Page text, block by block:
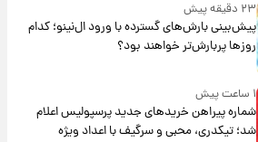
۲۳ دقیقه پیش
پیش‌بینی بارش‌های گسترده با ورود ال‌نینو؛ کدام
روزها پربارش‌تر خواهند بود؟
۱ ساعت پیش
شماره پیراهن خریدهای جدید پرسپولیس اعلام
شد؛ تیکدری، محبی و سرگیف با اعداد ویژه